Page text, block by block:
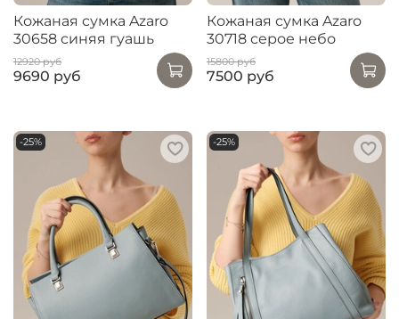
Кожаная сумка Azaro
30658 синяя гуашь
12920 руб
9690 руб
Кожаная сумка Azaro
30718 серое небо
15800 руб
7500 руб
-25% -25%